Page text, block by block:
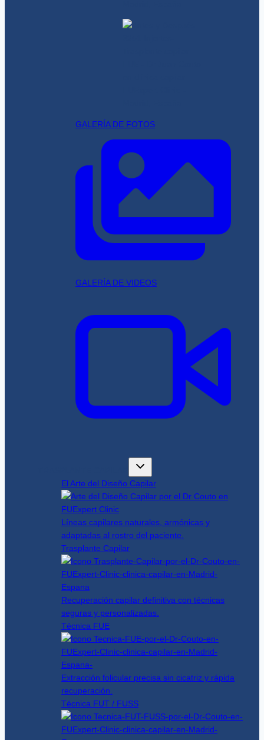
GALERÍA DE FOTOS
GALERÍA DE VIDEOS
El Arte del Diseño Capilar
Líneas capilares naturales, armónicas y
adaptadas al rostro del paciente.
Trasplante Capilar
Recuperación capilar definitiva con técnicas
seguras y personalizadas.
Técnica FUE
Extracción folicular precisa sin cicatriz y rápida
recuperación.
Técnica FUT / FUSS